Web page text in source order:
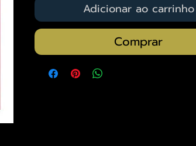
Adicionar ao carrinho
Comprar